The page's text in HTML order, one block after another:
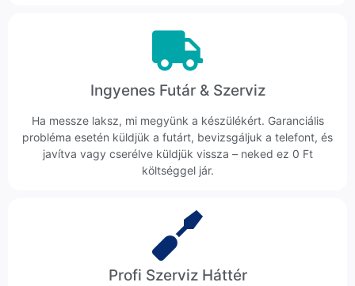
Ingyenes Futár & Szerviz
Ha messze laksz, mi megyünk a készülékért. Garanciális
probléma esetén küldjük a futárt, bevizsgáljuk a telefont, és
javítva vagy cserélve küldjük vissza – neked ez 0 Ft
költséggel jár.
Profi Szerviz Háttér